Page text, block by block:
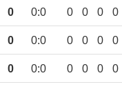
0 0:0 0 0 0 0
0 0:0 0 0 0 0
0 0:0 0 0 0 0